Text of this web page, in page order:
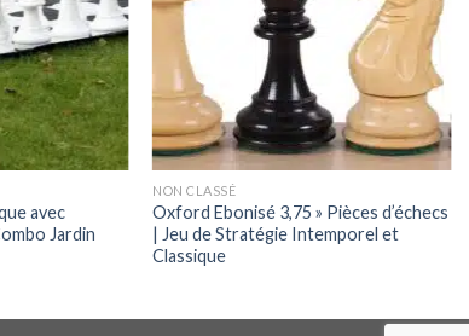
avec
Jardin
NON CLASSÉ
Oxford Ebonisé 3,75 » Pièces d’échecs
| Jeu de Stratégie Intemporel et
Classique